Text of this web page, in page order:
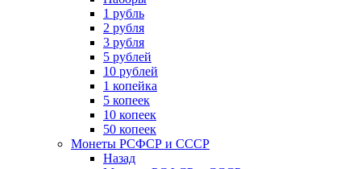
1 рубль
2 рубля
3 рубля
5 рублей
10 рублей
1 копейка
5 копеек
10 копеек
50 копеек
Монеты РСФСР и СССР
Назад